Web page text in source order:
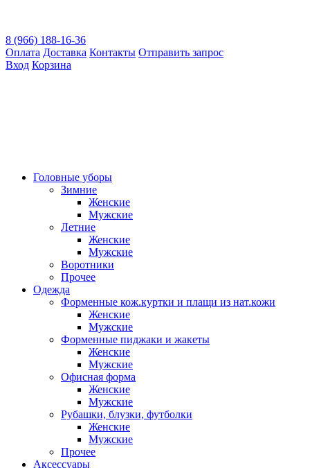
8 (966) 188-16-36
Оплата Доставка Контакты Отправить запрос
Вход Корзина
Головные уборы
Зимние
Женские
Мужские
Летние
Женские
Мужские
Воротники
Прочее
Одежда
Форменные кож.куртки и плащи из нат.кожи
Женские
Мужские
Форменные пиджаки и жакеты
Женские
Мужские
Офисная форма
Женские
Мужские
Рубашки, блузки, футболки
Женские
Мужские
Прочее
Аксессуары